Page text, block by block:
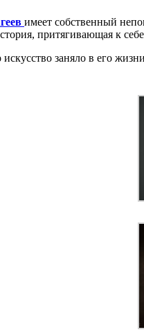
имеет собственный
притягивающая к
заняло в его